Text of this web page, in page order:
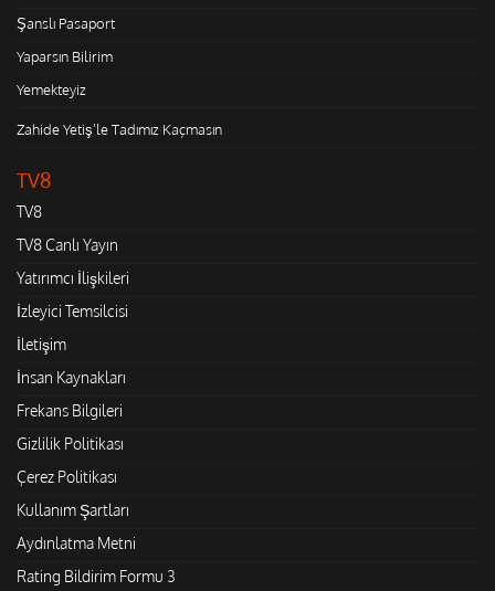
Şanslı Pasaport
Yaparsın Bilirim
Yemekteyiz
Zahide Yetiş'le Tadımız Kaçmasın
TV8
TV8
TV8 Canlı Yayın
Yatırımcı İlişkileri
İzleyici Temsilcisi
İletişim
İnsan Kaynakları
Frekans Bilgileri
Gizlilik Politikası
Çerez Politikası
Kullanım Şartları
Aydınlatma Metni
Rating Bildirim Formu 3